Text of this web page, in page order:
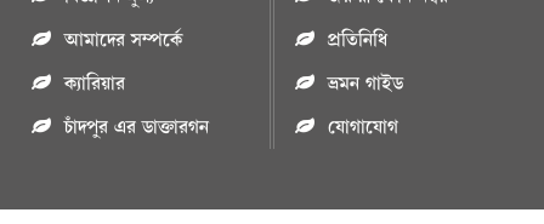
আমাদের সম্পর্কে
ক্যারিয়ার
চাঁদপুর এর ডাক্তারগন
প্রতিনিধি
ভ্রমন গাইড
যোগাযোগ